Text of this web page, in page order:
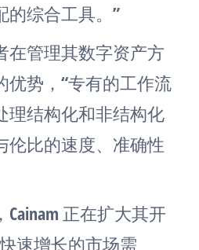
的综合工具。”
在管理其数字资产方
优势，“专有的工作流
理结构化和非结构化
伦比的速度、准确性
正在扩大其开
速增长的市场需